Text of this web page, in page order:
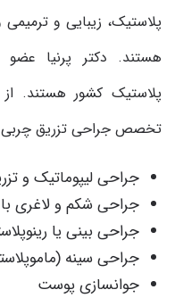
پلاستیک، زیبایی و
هستند. دکتر پرنیا
پلاستیک کشور هستند.
تخصص جراحی تزریق چربی
جراحی لیپوماتیک و
جراحی شکم و لاغری
جراحی بینی یا
جراحی سینه
جوانسازی پوست